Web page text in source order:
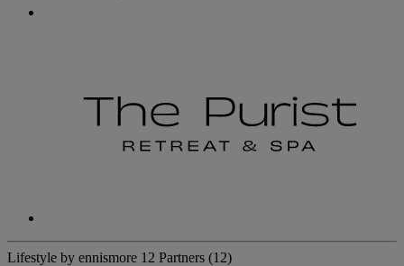
Lifestyle by ennismore 12 Partners (12)